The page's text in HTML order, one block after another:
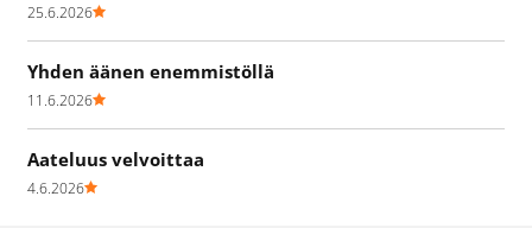
25.6.2026
Yhden äänen enemmistöllä
11.6.2026
Aateluus velvoittaa
4.6.2026